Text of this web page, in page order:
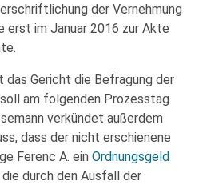
der Vernehmung
erst im Januar 2016 zur Akte
das Gericht die Befragung der
am folgenden Prozesstag
verkündet außerdem
dass der nicht erschienene
Ferenc A. ein Ordnungsgeld
durch den Ausfall der